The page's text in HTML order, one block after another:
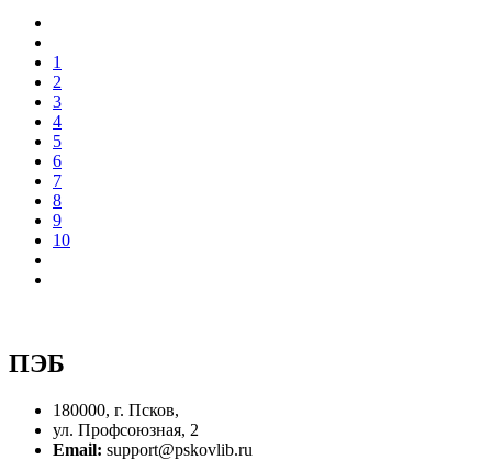
1
2
3
4
5
6
7
8
9
10
ПЭБ
180000, г. Псков,
ул. Профсоюзная, 2
Email: support@pskovlib.ru